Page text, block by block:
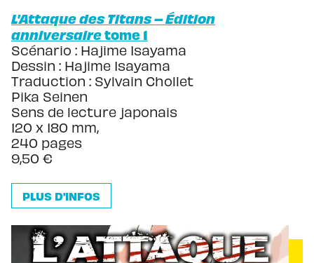
L'Attaque des Titans – Édition
anniversairetome 1
Scénario : Hajime Isayama
Dessin : Hajime Isayama
Traduction : Sylvain Chollet
Pika Seinen
Sens de lecture japonais
120 x 180 mm,
240 pages
9,50 €
PLUS D'INFOS